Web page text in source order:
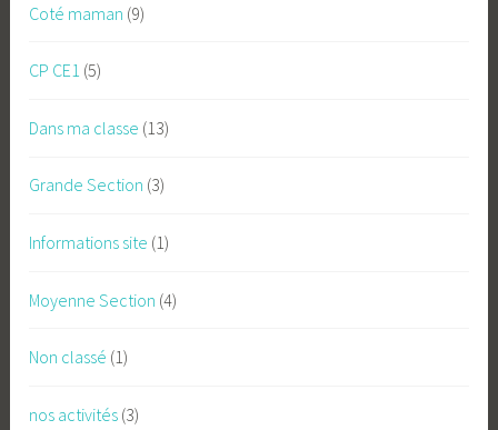
Coté maman (9)
CP CE1 (5)
Dans ma classe (13)
Grande Section (3)
Informations site (1)
Moyenne Section (4)
Non classé (1)
nos activités (3)